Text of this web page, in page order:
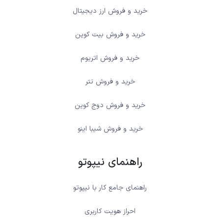
خرید و فروش ارز دیجیتال
خرید و فروش بیت کوین
خرید و فروش اتریوم
خرید و فروش تتر
خرید و فروش دوج کوین
خرید و فروش شیبا اینو
راهنمای نیپوتو
راهنمای جامع کار با نیپوتو
احراز هویت کاربری